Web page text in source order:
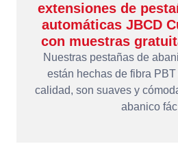
extensiones de
automáticas JBCD
con muestras
Nuestras pestañas de
están hechas de fibra
calidad, son suaves y
abanico